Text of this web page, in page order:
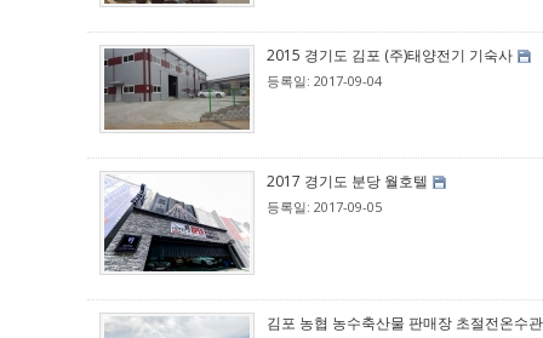
2015 경기도 김포 (주)태양전기 기숙사
등록일: 2017-09-04
2017 경기도 분당 월호텔
등록일: 2017-09-05
김포 농협 농수축산물 판매장 초절전온수